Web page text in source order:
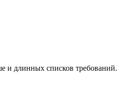
и длинных списков требований.